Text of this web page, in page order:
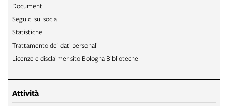
Documenti
Seguici sui social
Statistiche
Trattamento dei dati personali
Licenze e disclaimer sito Bologna Biblioteche
Attività